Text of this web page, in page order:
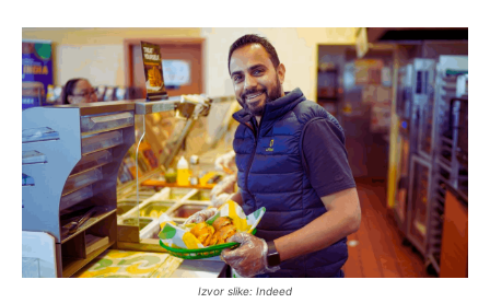
Izvor slike: Indeed